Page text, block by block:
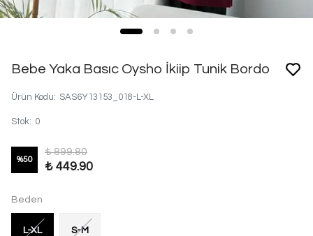
Bebe Yaka Basıc Oysho İkiip Tunik Bordo
Ürün Kodu: SAS6Y13153_018-L-XL
Stok: 0
%50
₺ 899.80
₺ 449.90
Beden
L-XL S-M